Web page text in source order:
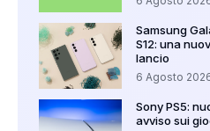
Samsung
S12: una
lancio
6 Agosto
Sony PS5:
avviso sui